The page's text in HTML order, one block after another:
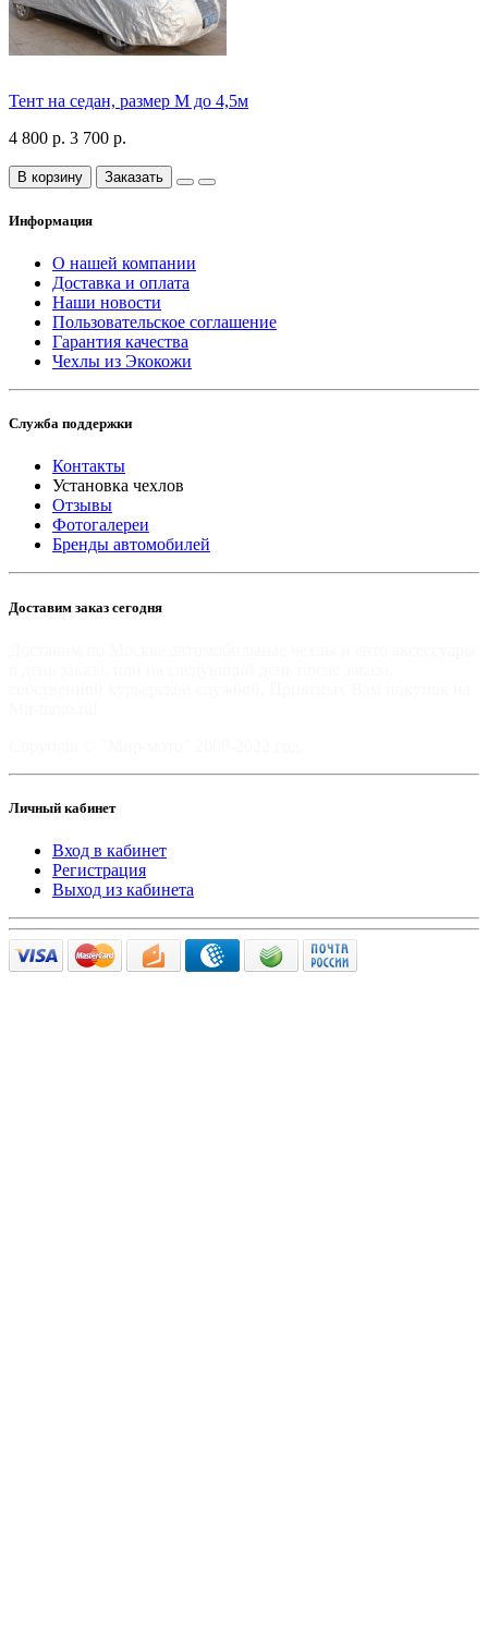
Тент на седан, размер М до 4,5м
4 800 р. 3 700 р.
В корзину Заказать
Информация
О нашей компании
Доставка и оплата
Наши новости
Пользовательское соглашение
Гарантия качества
Чехлы из Экокожи
Служба поддержки
Контакты
Установка чехлов
Отзывы
Фотогалереи
Бренды автомобилей
Доставим заказ сегодня
Личный кабинет
Вход в кабинет
Регистрация
Выход из кабинета